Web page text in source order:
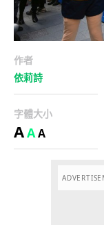
作者
依莉詩
字體大小
AAA